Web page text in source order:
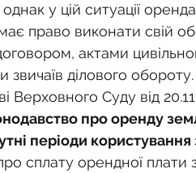
реєстрація земельних
у цій ситуації
право виконати свій
актами
звичаїв ділового обороту.
Верховного Суду від
про оренду
періоди
сплату орендної плати